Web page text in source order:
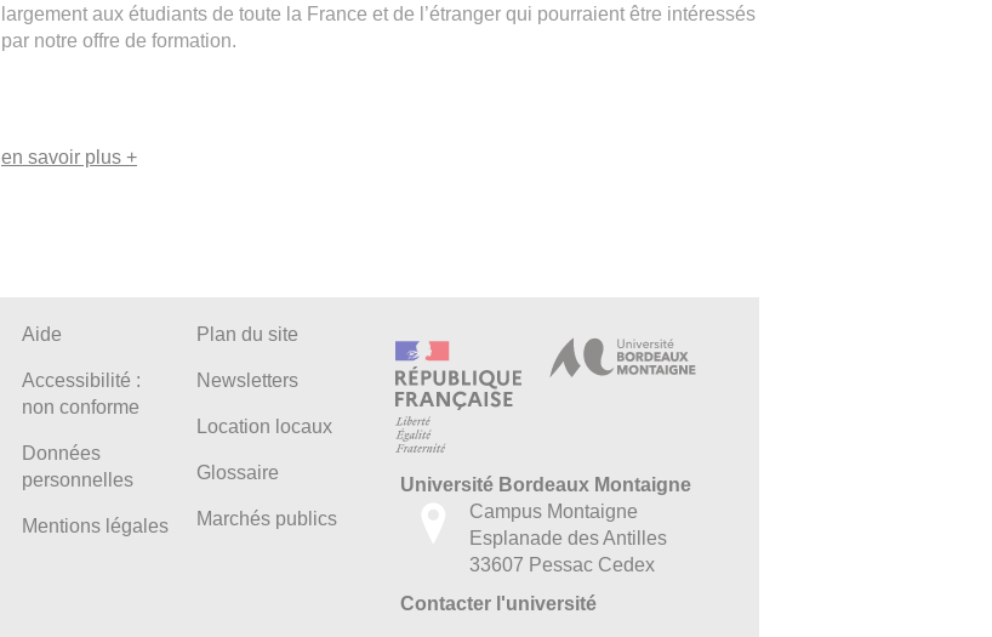
largement aux étudiants de toute la France et de l’étranger qui pourraient être intéressés
par notre offre de formation.
en savoir plus +
Aide
Accessibilité :
non conforme
Données
personnelles
Mentions légales
Plan du site
Newsletters
Location locaux
Glossaire
Marchés publics
Université Bordeaux Montaigne
Campus Montaigne
Esplanade des Antilles
33607 Pessac Cedex
Contacter l'université